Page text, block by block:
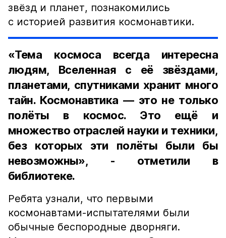
звёзд и планет, познакомились
с историей развития космонавтики.
«Тема космоса всегда интересна
людям, Вселенная с её звёздами,
планетами, спутниками хранит много
тайн. Космонавтика — это не только
полёты в космос. Это ещё и
множество отраслей науки и техники,
без которых эти полёты были бы
невозможны», - отметили в
библиотеке.
Ребята узнали, что первыми
космонавтами-испытателями были
обычные беспородные дворняги.